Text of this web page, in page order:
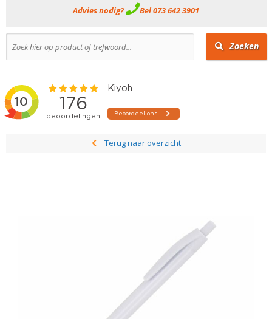
Advies nodig? Bel 073 642 3901
Zoeken
Terug naar overzicht